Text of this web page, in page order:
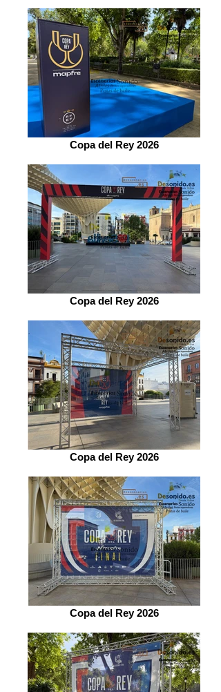
Copa del Rey 2026
Copa del Rey 2026
Copa del Rey 2026
Copa del Rey 2026